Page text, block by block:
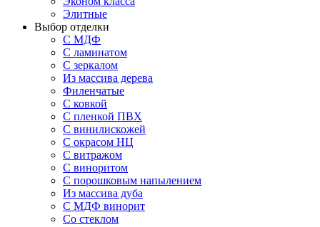
Элитные
Выбор отделки
С МДФ
С ламинатом
С зеркалом
Из массива дерева
Филенчатые
С ковкой
С пленкой ПВХ
С винилискожей
С окрасом НЦ
С витражом
С виноритом
С порошковым напылением
Из массива дуба
С МДФ винорит
Со стеклом